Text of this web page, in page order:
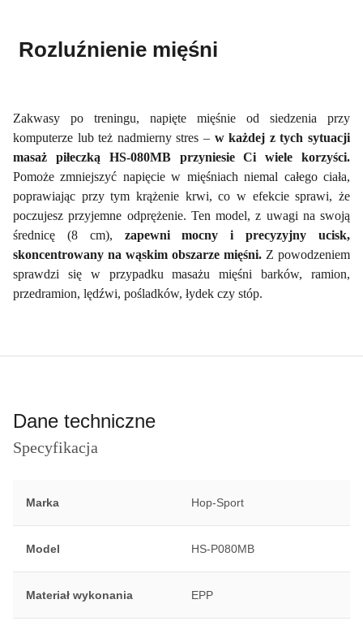
​ Rozluźnienie mięśni
Zakwasy po treningu, napięte mięśnie od siedzenia przy
komputerze lub też nadmierny stres – w każdej z tych sytuacji
masaż piłeczką HS-080MB przyniesie Ci wiele korzyści.
Pomoże zmniejszyć napięcie w mięśniach niemal całego ciała,
poprawiając przy tym krążenie krwi, co w efekcie sprawi, że
poczujesz przyjemne odprężenie. Ten model, z uwagi na swoją
średnicę (8 cm), zapewni mocny i precyzyjny ucisk,
skoncentrowany na wąskim obszarze mięśni. Z powodzeniem
sprawdzi się w przypadku masażu mięśni barków, ramion,
przedramion, lędźwi, pośladków, łydek czy stóp.
Dane techniczne
Specyfikacja
Marka Hop-Sport
Model HS-P080MB
Materiał wykonania EPP